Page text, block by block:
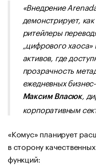
«Внедрение
демонстрирует,
ритейлеры
„цифрового
активов, где
прозрачность
ежедневных
Максим Власюк,
корпоративным
«Комус» планирует
в сторону
функций: